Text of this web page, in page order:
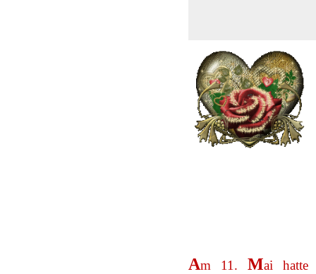
Am 11.Mai hatte